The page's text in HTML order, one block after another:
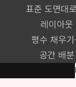
표준 도면대
레이아웃
평수 채우기
공간 배분